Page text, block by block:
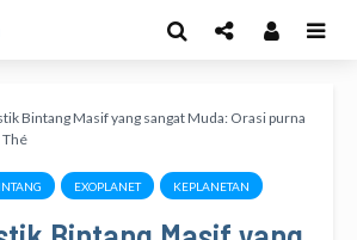
Bintang Masif yang sangat Muda: Orasi purna
Thé
EXOPLANET KEPLANETAN